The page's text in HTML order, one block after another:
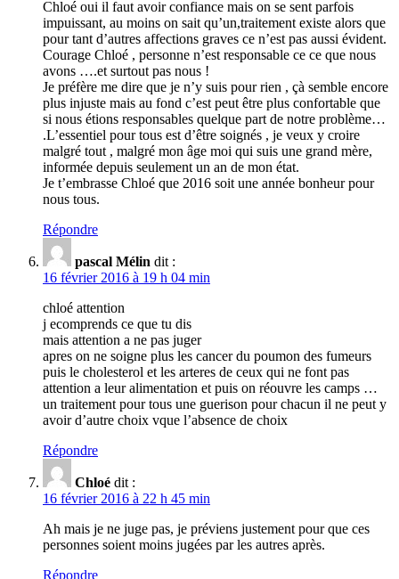
Chloé oui il faut avoir confiance mais on se sent parfois
impuissant, au moins on sait qu’un,traitement existe alors que
pour tant d’autres affections graves ce n’est pas aussi évident.
Courage Chloé , personne n’est responsable ce ce que nous
avons ….et surtout pas nous !
Je préfère me dire que je n’y suis pour rien , çà semble encore
plus injuste mais au fond c’est peut être plus confortable que
si nous étions responsables quelque part de notre problème…
.L’essentiel pour tous est d’être soignés , je veux y croire
malgré tout , malgré mon âge moi qui suis une grand mère,
informée depuis seulement un an de mon état.
Je t’embrasse Chloé que 2016 soit une année bonheur pour
nous tous.
Répondre
pascal Mélin dit :
16 février 2016 à 19 h 04 min
chloé attention
j ecomprends ce que tu dis
mais attention a ne pas juger
apres on ne soigne plus les cancer du poumon des fumeurs
puis le cholesterol et les arteres de ceux qui ne font pas
attention a leur alimentation et puis on réouvre les camps …
un traitement pour tous une guerison pour chacun il ne peut y
avoir d’autre choix vque l’absence de choix
Répondre
Chloé dit :
16 février 2016 à 22 h 45 min
Ah mais je ne juge pas, je préviens justement pour que ces
personnes soient moins jugées par les autres après.
Répondre